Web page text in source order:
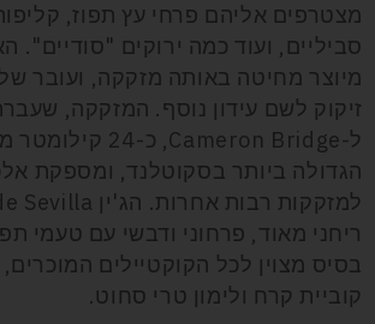
מצטרפים אליהם פרחי עץ תפוז,
סביליים, ועוד כמה ירוקים "סודיים".
מיוצר מחיטה באותה מזקקה, ועובר
ל-Cameron Bridge
, כ-24
הגדולה ביותר בסקוטלנד, ומספקת
למזקקות רבות אחרות. הג'ין Sevilla
ריחני מאוד, פרחוני ודבשי עם טעמי
בסיס מצוין לכל הקוקטיילים
קוביית קרח ולימון טרי סחוט.